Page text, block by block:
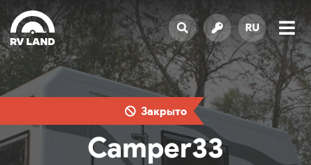
RU
Закрыто
Camper33